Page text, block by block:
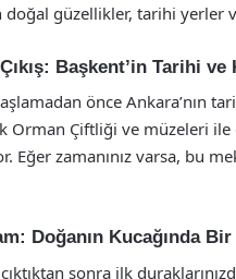
doğal güzellikler, tarihi yerler
Başkent’in Tarihi
önce Ankara’nın
Orman Çiftliği ve müzeleri
Eğer zamanınız varsa, bu
Doğanın Kucağında Bir
sonra ilk